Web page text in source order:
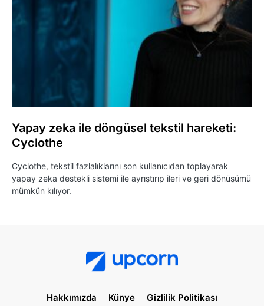
Yapay zeka ile döngüsel tekstil hareketi:
Cyclothe
Cyclothe, tekstil fazlalıklarını son kullanıcıdan toplayarak
yapay zeka destekli sistemi ile ayrıştırıp ileri ve geri dönüşümü
mümkün kılıyor.
Hakkımızda Künye Gizlilik Politikası